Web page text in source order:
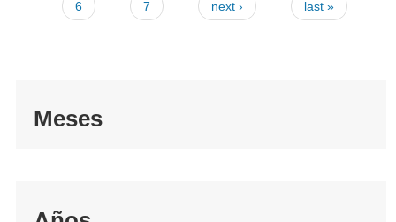
6
7 next › last »
Meses